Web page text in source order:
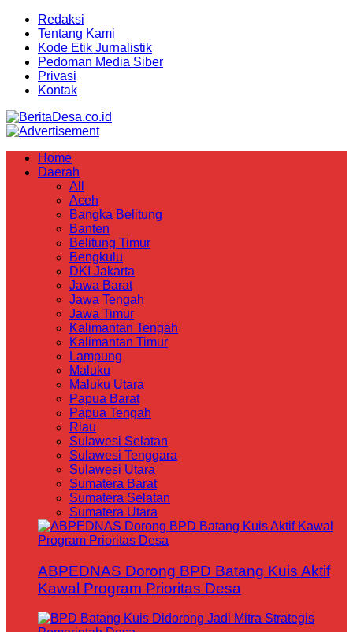
Redaksi
Tentang Kami
Kode Etik Jurnalistik
Pedoman Media Siber
Privasi
Kontak
Home
Daerah
All
Aceh
Bangka Belitung
Banten
Belitung Timur
Bengkulu
DKI Jakarta
Jawa Barat
Jawa Tengah
Jawa Timur
Kalimantan Tengah
Kalimantan Timur
Lampung
Maluku
Maluku Utara
Papua Barat
Papua Tengah
Riau
Sulawesi Selatan
Sulawesi Tenggara
Sulawesi Utara
Sumatera Barat
Sumatera Selatan
Sumatera Utara
ABPEDNAS Dorong BPD Batang Kuis Aktif
Kawal Program Prioritas Desa